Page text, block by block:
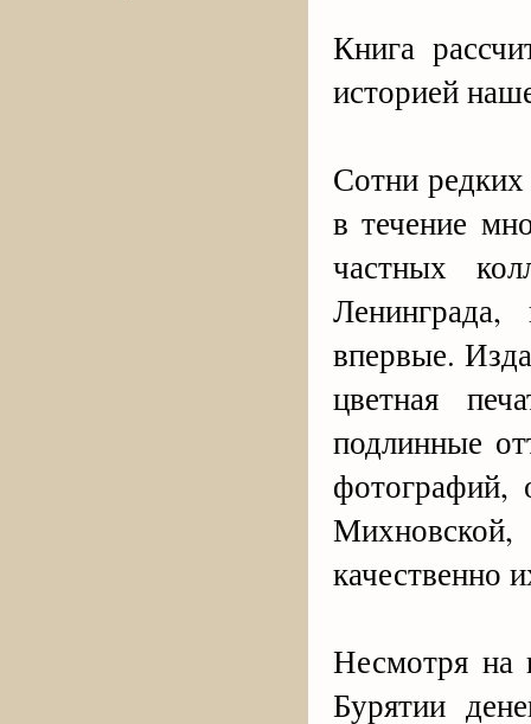
Книга
историей
Сотни
в течение
частных
впервые.
цветная
подлинные
Михновской,
качественно
Несмотря на
Бурятии